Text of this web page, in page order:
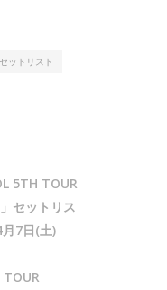
セットリスト
5TH TOUR
セットリス
7日(土)
TOUR